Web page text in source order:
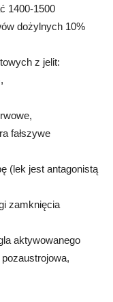
1400-1500
dożylnych 10%
z jelit:
fałszywe
(lek jest antagonistą
zamknięcia
aktywowanego